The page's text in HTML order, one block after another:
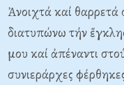
Ἀνοιχτά καί
διατυπώνω τήν
μου καί ἀπέναντι
συνιεράρχες